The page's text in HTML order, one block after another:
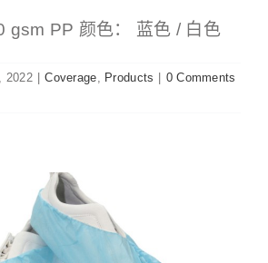
gsm PP 颜色： 蓝色 / 白色
2022 Coverage, Products
0 Comments